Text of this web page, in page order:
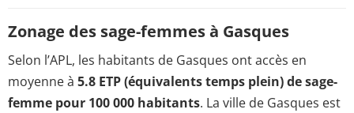
Zonage des sage-femmes à Gasques
Selon l’APL, les habitants de Gasques ont accès en
moyenne à 5.8 ETP (équivalents temps plein) de sage-
femme pour 100 000 habitants. La ville de Gasques est